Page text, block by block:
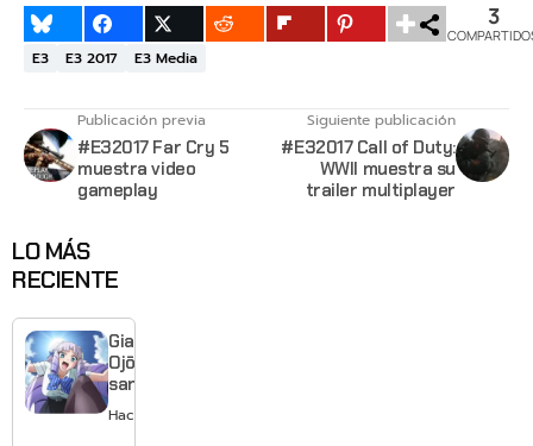
3
E3 E3 2017 E3 Media
Publicación previa
#E32017 Far Cry 5
muestra video
gameplay
Siguiente publicación
#E32017 Call of Duty:
WWII muestra su
trailer multiplayer
LO MÁS
RECIENTE
Giant
Ojō-
sama
revela
visual y
Hace 1 día